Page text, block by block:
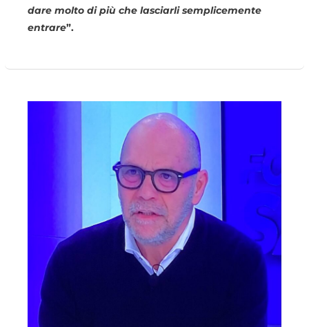
dare molto di più che lasciarli semplicemente
entrare”.